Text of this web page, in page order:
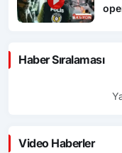
Haber Sıralaması
Video Haberler